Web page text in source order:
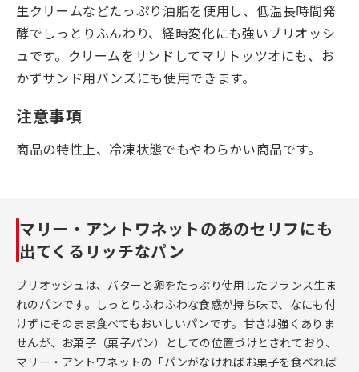
生クリームなどたっぷり油脂を使用し、低温長時間発
酵でしっとりふんわり、経時変化にも強いブリオッシ
ュです。クリームをサンドしてマリトッツオにも、お
かずサンド用バンズにも使用できます。
注意事項
商品の特性上、冷凍状態でもやわらかい商品です。
マリー・アントワネットのあのセリフにも
出てくるリッチなパン
ブリオッシュは、バターと卵をたっぷり使用したフランス生ま
れのパンです。しっとりふわふわな食感が持ち味で、なにも付
けずにそのまま食べてもおいしいパンです。甘さは強くありま
せんが、お菓子（菓子パン）としての位置づけとされており、
マリー・アントワネットの「パンがなければお菓子を食べれば